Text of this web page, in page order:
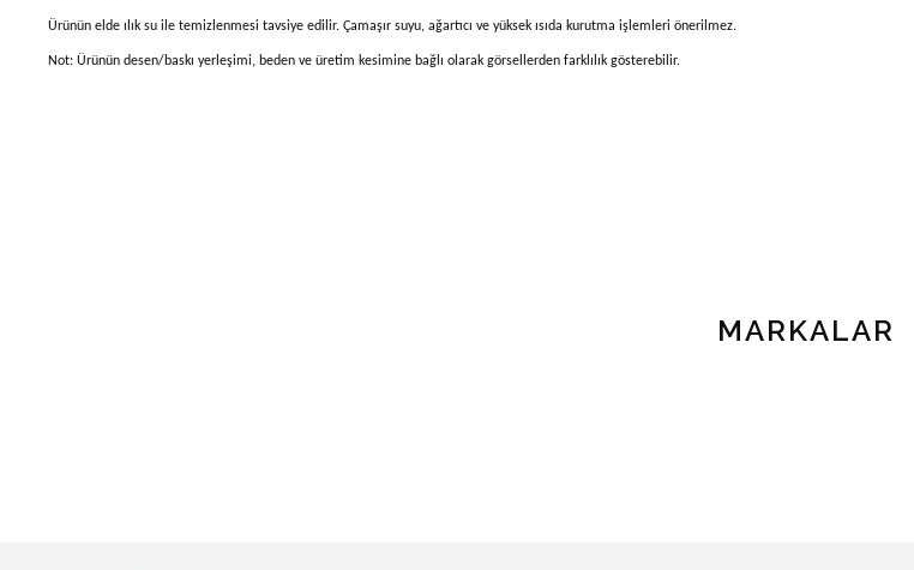
Ürünün elde ılık su ile temizlenmesi tavsiye edilir. Çamaşır suyu, ağartıcı ve yüksek ısıda kurutma işlemleri önerilmez.
Not: Ürünün desen/baskı yerleşimi, beden ve üretim kesimine bağlı olarak görsellerden farklılık gösterebilir.
MARKALAR